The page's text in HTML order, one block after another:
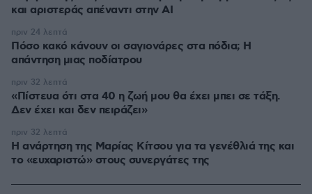
και αριστεράς απέναντι στην AI
Πόσο κακό κάνουν οι σαγιονάρες στα πόδια; Η
απάντηση μιας ποδίατρου
πριν 24 λεπτά
«Πίστευα ότι στα 40 η ζωή μου θα έχει μπει σε τάξη.
Δεν έχει και δεν πειράζει»
πριν 32 λεπτά
Η ανάρτηση της Μαρίας Κίτσου για τα γενέθλιά της και
το «ευχαριστώ» στους συνεργάτες της
πριν 32 λεπτά